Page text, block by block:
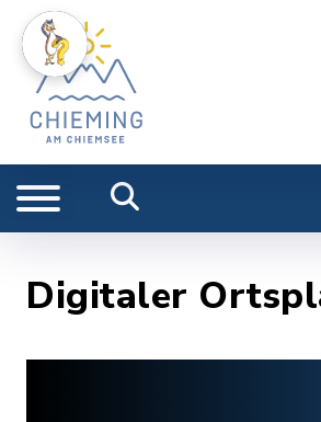
Digitaler